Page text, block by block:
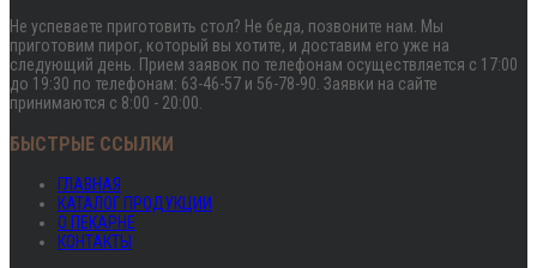
Не успеваете приготовить стол? Не беда, позвоните нам. Мы
приготовим пирог, который вы хотите, и доставим его уже на
следующий день. Прием заявок по телефонам осуществляется с 17:00
до 19:30 по телефонам: 63-46-57 и 56-78-90. Заявки на сайте
принимаются с 8:00 - 20:00.
БЫСТРЫЕ ССЫЛКИ
ГЛАВНАЯ
КАТАЛОГ ПРОДУКЦИИ
О ПЕКАРНЕ
КОНТАКТЫ